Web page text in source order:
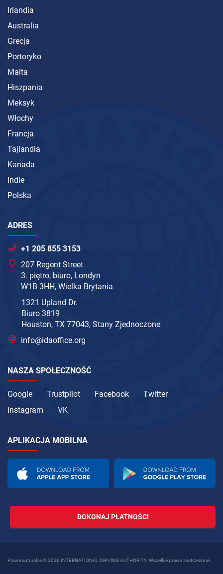
Irlandia
Australia
Grecja
Portoryko
Malta
Hiszpania
Meksyk
Włochy
Francja
Tajlandia
Kanada
Indie
Polska
ADRES
+1 205 855 3153
207 Regent Street
3. piętro, biuro, Londyn
W1B 3HH, Wielka Brytania
1321 Upland Dr.
Biuro 3819
Houston, TX 77043, Stany Zjednoczone
info@idaoffice.org
NASZA SPOŁECZNOŚĆ
Google Trustpilot Facebook
Twitter
Instagram
VK
APLIKACJA MOBILNA
DOKONAJ PŁATNOŚCI
Prawa autorskie © 2026 INTERNATIONAL DRIVING AUTHORITY. Wszelkie prawa zastrzeżone.